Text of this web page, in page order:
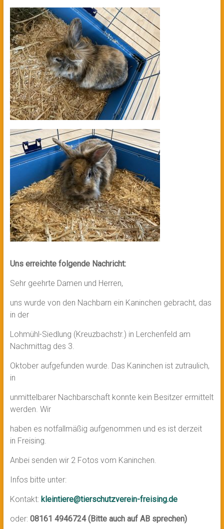
Uns erreichte folgende Nachricht:
Sehr geehrte Damen und Herren,
uns wurde von den Nachbarn ein Kaninchen gebracht, das
in der
Lohmühl-Siedlung (Kreuzbachstr.) in Lerchenfeld am
Nachmittag des 3.
Oktober aufgefunden wurde. Das Kaninchen ist zutraulich,
in
unmittelbarer Nachbarschaft konnte kein Besitzer ermittelt
werden. Wir
haben es notfallmäßig aufgenommen und es ist derzeit
in Freising.
Anbei senden wir 2 Fotos vom Kaninchen.
Infos bitte unter:
Kontakt: kleintiere@tierschutzverein-freising.de
oder: 08161 4946724 (Bitte auch auf AB sprechen)